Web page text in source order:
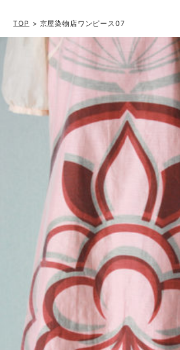
TOP > 京屋染物店ワンピース07